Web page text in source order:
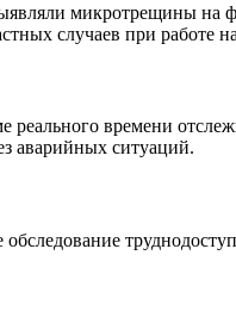
микротрещины на
случаев при работе
времени
аварийных ситуаций.